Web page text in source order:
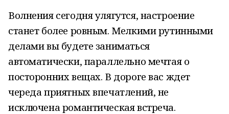
Волнения сегодня улягутся, настроение
станет более ровным. Мелкими рутинными
делами вы будете заниматься
автоматически, параллельно мечтая о
посторонних вещах. В дороге вас ждет
череда приятных впечатлений, не
исключена романтическая встреча.